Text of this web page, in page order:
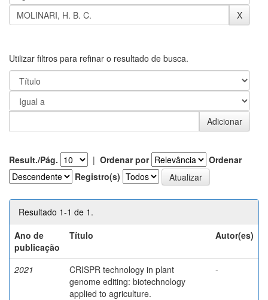
Utilizar filtros para refinar o resultado de busca.
Result./Pág. | Ordenar por
Ordenar
Registro(s)
Resultado 1-1 de 1.
Ano de
publicação
Título Autor(es)
2021
CRISPR technology in plant
genome editing: biotechnology
applied to agriculture.
-